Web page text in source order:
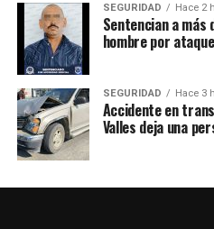
SEGURIDAD Hace 2
Sentencian a más
hombre por
SEGURIDAD Hace 3
Accidente en
Valles deja una